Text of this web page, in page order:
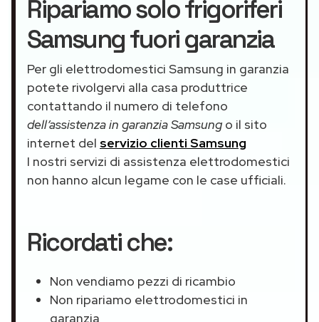
Ripariamo solo frigoriferi
Samsung fuori garanzia
Per gli elettrodomestici Samsung in garanzia
potete rivolgervi alla casa produttrice
contattando il numero di telefono
dell’assistenza in garanzia Samsung o il sito
internet del servizio clienti Samsung
I nostri servizi di assistenza elettrodomestici
non hanno alcun legame con le case ufficiali.
Ricordati che:
Non vendiamo pezzi di ricambio
Non ripariamo elettrodomestici in
garanzia